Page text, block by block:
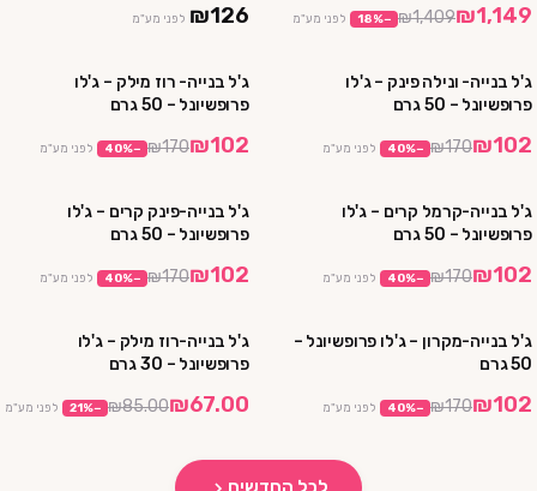
₪1,149
₪1,409
−
18% לפני מע"מ ₪126 לפני מע"מ
ג'ל בנייה- ונילה פינק – ג'לו
פרופשיונל – 50 גרם
₪102
₪170
−
40% לפני מע"מ
ג'ל בנייה- רוז מילק – ג'לו
פרופשיונל – 50 גרם
₪102
₪170
−
40% לפני מע"מ
ג'ל בנייה-קרמל קרים – ג'לו
פרופשיונל – 50 גרם
₪102
₪170
−
40% לפני מע"מ
ג'ל בנייה-פינק קרים – ג'לו
פרופשיונל – 50 גרם
₪102
₪170
−
40% לפני מע"מ
ג'ל בנייה-מקרון – ג'לו פרופשיונל –
50 גרם
₪102
₪170
−
40% לפני מע"מ
ג'ל בנייה-רוז מילק – ג'לו
פרופשיונל – 30 גרם
₪67.00
₪85.00
−
21% לפני מע"מ